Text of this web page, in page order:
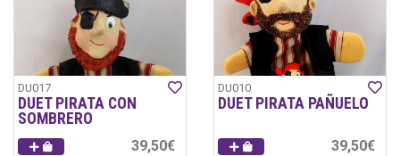
DU017
DUET PIRATA CON
SOMBRERO
39,50€
DU010
DUET PIRATA PAÑUELO
39,50€